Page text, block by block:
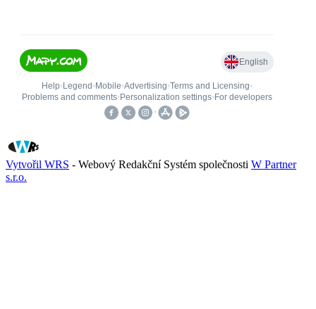
Vytvořil WRS - Webový Redakční Systém společnosti W Partner
s.r.o.